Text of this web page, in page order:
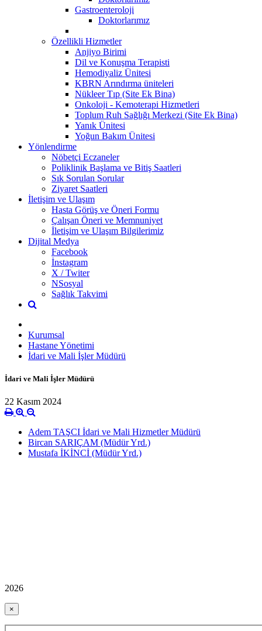
Gastroenteroloji
Doktorlarımız
Özellikli Hizmetler
Anjiyo Birimi
Dil ve Konuşma Terapisti
Hemodiyaliz Ünitesi
KBRN Arındırma üniteleri
Nükleer Tıp (Site Ek Bina)
Onkoloji - Kemoterapi Hizmetleri
Toplum Ruh Sağlığı Merkezi (Site Ek Bina)
Yanık Ünitesi
Yoğun Bakım Ünitesi
Yönlendirme
Nöbetçi Eczaneler
Poliklinik Başlama ve Bitiş Saatleri
Sık Sorulan Sorular
Ziyaret Saatleri
İletişim ve Ulaşım
Hasta Görüş ve Öneri Formu
Çalışan Öneri ve Memnuniyet
İletişim ve Ulaşım Bilgilerimiz
Dijital Medya
Facebook
İnstagram
X / Twiter
NSosyal
Sağlık Takvimi
Kurumsal
Hastane Yönetimi
İdari ve Mali İşler Müdürü
İdari ve Mali İşler Müdürü
22 Kasım 2024
Adem TAŞCI İdari ve Mali Hizmetler Müdürü
Bircan SARIÇAM (Müdür Yrd.)
Mustafa İKİNCİ (Müdür Yrd.)
2026
×